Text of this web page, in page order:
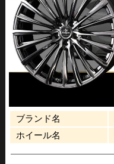
ブランド名
ホイール名